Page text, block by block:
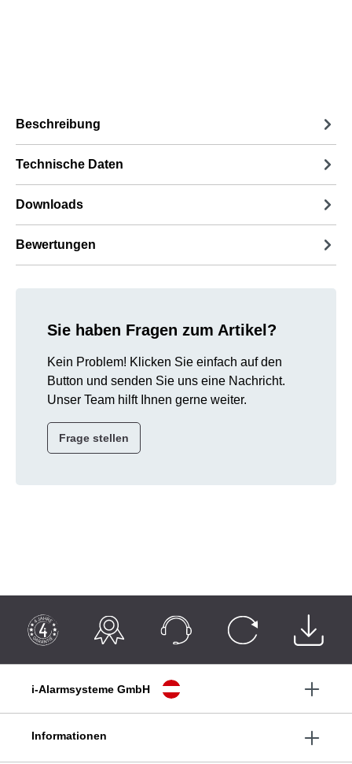
Beschreibung
Technische Daten
Downloads
Bewertungen
Sie haben Fragen zum Artikel?
Kein Problem! Klicken Sie einfach auf den
Button und senden Sie uns eine Nachricht.
Unser Team hilft Ihnen gerne weiter.
Frage stellen
i-Alarmsysteme GmbH
Informationen